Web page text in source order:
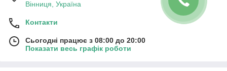
Вінниця, Україна
Контакти
Сьогодні працює з 08:00 до 20:00
Показати весь графік роботи